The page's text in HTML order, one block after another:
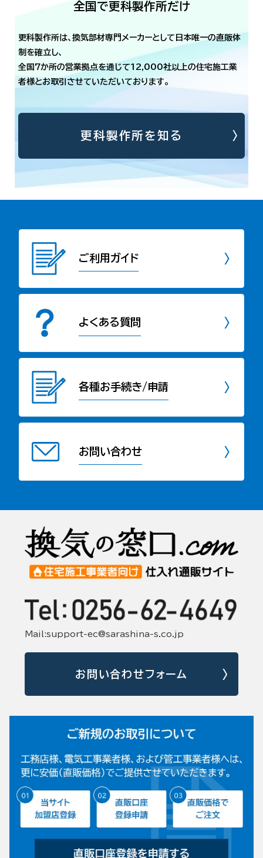
全国で更科製作所だけ
更科製作所は、換気部材専門メーカーとして日本唯一の直販体
制を確立し、
全国7か所の営業拠点を通じて12,000社以上の住宅施工業
者様とお取引させていただいております。
更科製作所を知る
ご利用ガイド
よくある質問
各種お手続き/申請
お問い合わせ
Mail:support-ec@sarashina-s.co.jp
お問い合わせフォーム